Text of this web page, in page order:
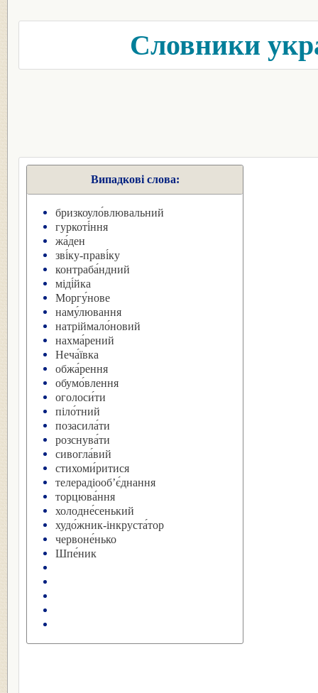
Словники
Випадкові слова:
бризкоуло́влювальний
гуркоті́ння
жа́ден
зві́ку-праві́ку
контраба́ндний
міді́йка
Моргу́нове
наму́лювання
натріймало́новий
нахма́рений
Неча́ївка
обжа́рення
обумо́влення
оголоси́ти
піло́тний
позасила́ти
розснува́ти
сивогла́вий
стихоми́ритися
телерадіооб’є́днання
торцюва́ння
холодне́сенький
худо́жник-інкруста́тор
червоне́нько
Шпе́ник